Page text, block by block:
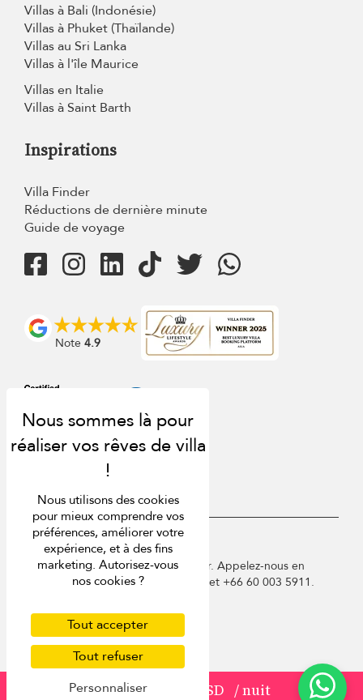
à partir de 478 USD / nuit
Villas à Bali (Indonésie)
Villas à Phuket (Thaïlande)
Villas au Sri Lanka
Villas à l'île Maurice
Villas en Italie
Villas à Saint Barth
Inspirations
Villa Finder
Réductions de dernière minute
Guide de voyage
Note 4.9
USD $ fr Français
Copyright © 2026 Samui Villa Finder. Appelez-nous en
France au 01 78 90 04 96 ou à Phuket +66 60 003 5911.
Politique de confidentialité
Cookies
Plan du site
Nous utilisons des cookies
pour mieux comprendre vos
préférences, améliorer votre
expérience, et à des fins
marketing. Autorisez-vous
nos cookies ?
Tout accepter
Tout refuser
Personnaliser